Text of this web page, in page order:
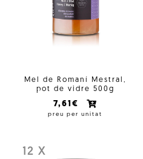
Mel de Romaní Mestral,
pot de vidre 500g
7,61€
preu per unitat
12 X